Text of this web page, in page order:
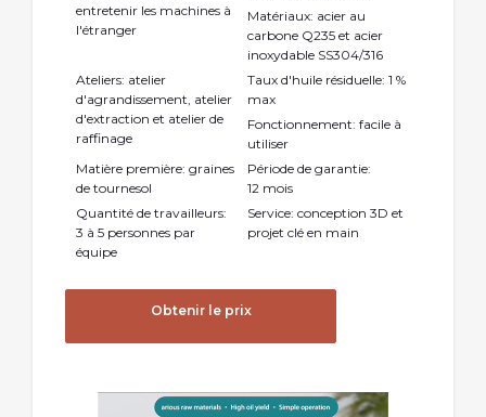
entretenir les machines à
l'étranger
Matériaux: acier au
carbone Q235 et acier
inoxydable SS304/316
Ateliers: atelier
d'agrandissement, atelier
d'extraction et atelier de
raffinage
Taux d'huile résiduelle: 1 %
max
Fonctionnement: facile à
utiliser
Matière première: graines
de tournesol
Période de garantie:
12 mois
Quantité de travailleurs:
3 à 5 personnes par
équipe
Service: conception 3D et
projet clé en main
Obtenir le prix